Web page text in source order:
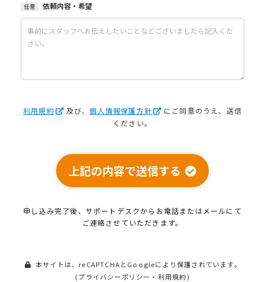
任意 依頼内容・希望
利用規約 及び、個人情報保護方針
にご同意のうえ、送信
ください。
上記の内容で送信する
申し込み完了後、サポートデスクから お電話またはメールにて
ご連絡させていただきます。
本サイトは、reCAPTCHAとGoogleにより保護されています。
(プライバシーポリシー ・ 利用規約)